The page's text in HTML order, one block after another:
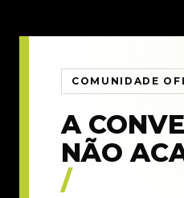
COMUNIDADE
A
NÃO
/